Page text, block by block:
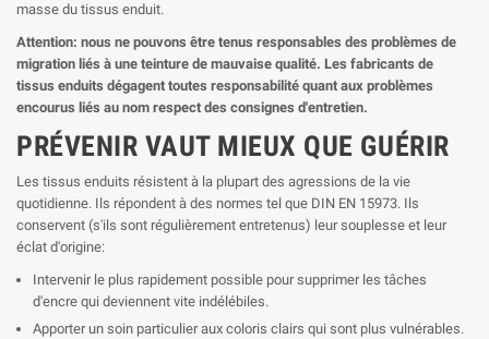
masse du tissus enduit.
Attention: nous ne pouvons être tenus responsables des problèmes de
migration liés à une teinture de mauvaise qualité. Les fabricants de
tissus enduits dégagent toutes responsabilité quant aux problèmes
encourus liés au nom respect des consignes d'entretien.
PRÉVENIR VAUT MIEUX QUE GUÉRIR
Les tissus enduits résistent à la plupart des agressions de la vie
quotidienne. Ils répondent à des normes tel que DIN EN 15973. Ils
conservent (s'ils sont régulièrement entretenus) leur souplesse et leur
éclat d'origine:
Intervenir le plus rapidement possible pour supprimer les tâches
d'encre qui deviennent vite indélébiles.
Apporter un soin particulier aux coloris clairs qui sont plus vulnérables.